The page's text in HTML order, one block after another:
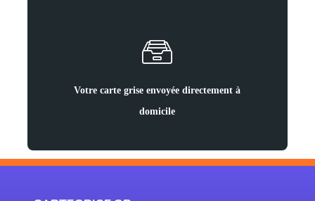
Votre carte grise envoyée directement à
domicile